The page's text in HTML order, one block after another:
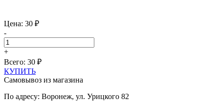
Цена: 30 ₽
-
+
Всего: 30 ₽
КУПИТЬ
Самовывоз из магазина
По адресу: Воронеж, ул. Урицкого 82